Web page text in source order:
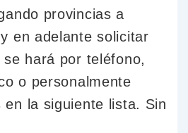
provincias a
en adelante solicitar
hará por teléfono,
o personalmente
en la siguiente lista. Sin